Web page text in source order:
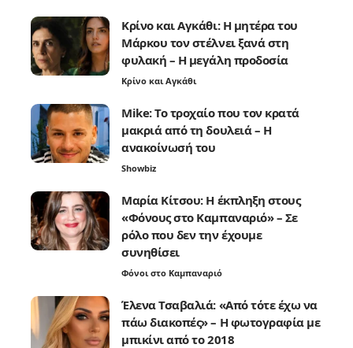
Κρίνο και Αγκάθι: Η μητέρα του
Μάρκου τον στέλνει ξανά στη
φυλακή – Η μεγάλη προδοσία
Κρίνο και Αγκάθι
Mike: Το τροχαίο που τον κρατά
μακριά από τη δουλειά – Η
ανακοίνωσή του
Showbiz
Μαρία Κίτσου: Η έκπληξη στους
«Φόνους στο Καμπαναριό» – Σε
ρόλο που δεν την έχουμε
συνηθίσει
Φόνοι στο Καμπαναριό
Έλενα Τσαβαλιά: «Από τότε έχω να
πάω διακοπές» – Η φωτογραφία με
μπικίνι από το 2018